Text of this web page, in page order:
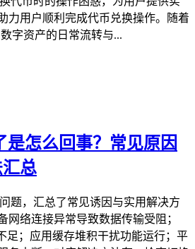
力用户顺利完成代币兑换操作。随着
字资产的日常流转与...
是怎么回事？常见原因
总
题，汇总了常见诱因与实用解决方
网络连接异常导致数据传输受阻；
足；应用缓存堆积干扰功能运行；平